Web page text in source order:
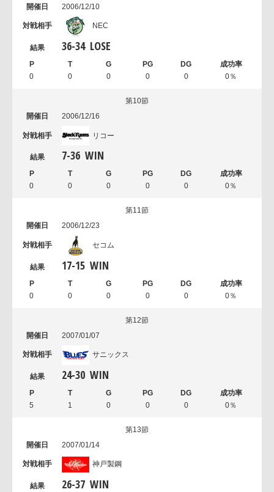
2006/12/10
NEC
36-34 LOSE
0 0 0 0 0 0％
第10節
2006/12/16
リコー
7-36 WIN
0 0 0 0 0 0％
第11節
2006/12/23
セコム
17-15 WIN
0 0 0 0 0 0％
第12節
2007/01/07
サニックス
24-30 WIN
5 1 0 0 0 0％
第13節
2007/01/14
神戸製鋼
26-37 WIN